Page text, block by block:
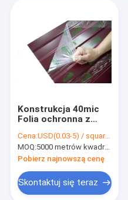
Konstrukcja 40mic
Folia ochronna z
Cena:USD(0.03-5) / square meter
MOQ:5000 metrów kwadratowych, 10000 metrów kwadratowych z nadrukiem
Pobierz najnowszą cenę
Skontaktuj się teraz